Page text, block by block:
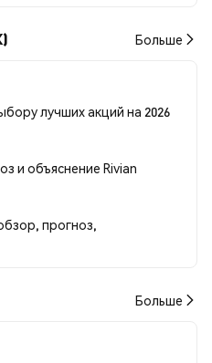
Больше
лучших акций на 2026
и объяснение Rivian
прогноз,
Больше